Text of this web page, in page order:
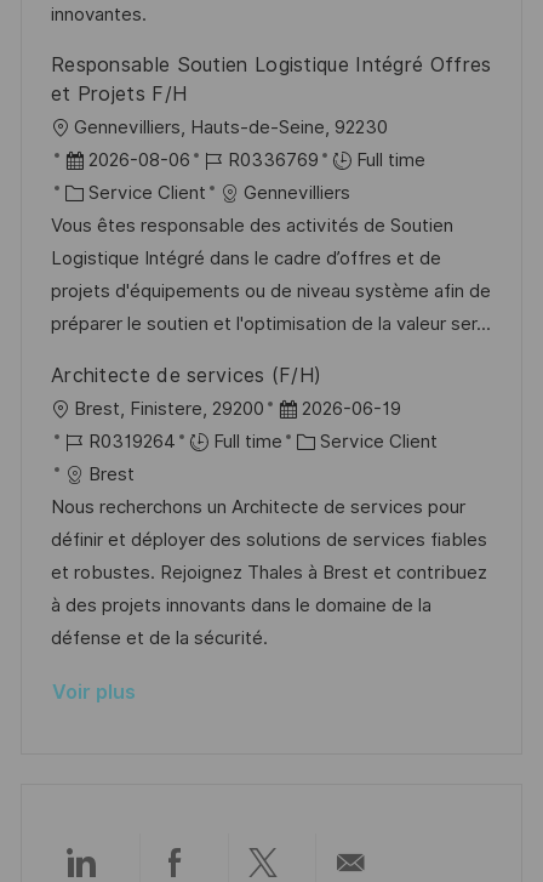
i
n
h
e
u
s
innovantes.
Responsable Soutien Logistique Intégré Offres
et Projets F/H
o
c
a
l
i
s
t
Gennevilliers, Hauts-de-Seine, 92230
D
a
t
e
d
’
f
f
i
c
h
a
g
e
2026-08-06
R
é
f
é
r
e
c
e
d
p
o
s
t
e
R0336769
Full time
C
a
t
é
g
r
i
e
Service Client
Gennevilliers
Vous êtes responsable des activités de Soutien
Logistique Intégré dans le cadre d’offres et de
projets d'équipements ou de niveau système afin de
préparer le soutien et l'optimisation de la valeur ser...
Architecte de services (F/H)
o
c
a
l
i
s
a
Brest, Finistere, 29200
D
a
e
d
’
a
2026-06-19
R
é
f
é
r
e
n
e
R0319264 Full time
C
t
é
g
o
Service Client
Brest
Nous recherchons un Architecte de services pour
définir et déployer des solutions de services fiables
et robustes. Rejoignez Thales à Brest et contribuez
à des projets innovants dans le domaine de la
défense et de la sécurité.
Voir plus